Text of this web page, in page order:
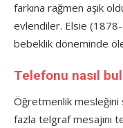
farkına rağmen aşık
evlendiler. Elsie
bebeklik döneminde
Telefonu nasıl
Öğretmenlik mesleğini
fazla telgraf mesajını